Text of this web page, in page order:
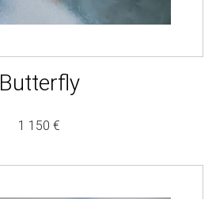
Butterfly
1 150 €